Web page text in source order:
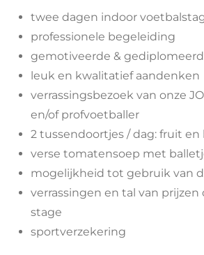
twee dagen indoor
professionele begeleiding
gemotiveerde &
leuk en kwalitatief aandenken
verrassingsbezoek van onze
en/of profvoetballer
2 tussendoortjes / dag: fruit en
verse tomatensoep met
mogelijkheid tot gebruik van
verrassingen en tal van prijzen
stage
sportverzekering